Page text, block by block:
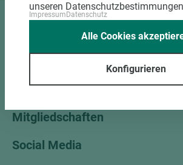
Unternehmen
Mitgliedschaften
Social Media
unseren
ImpressumDatenschutz
Konfigurieren
Alle Cookies